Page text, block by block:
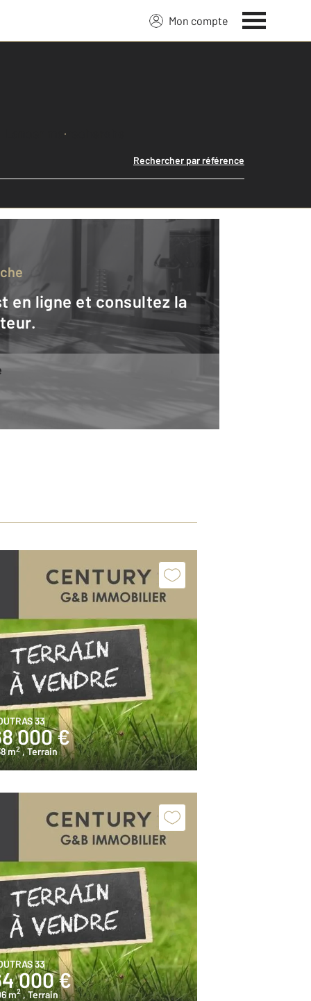
Mon compte
Lancer ma recherche
Rechercher par référence
33
000 €
m2 , Terrain
33
000 €
m2 , Terrain